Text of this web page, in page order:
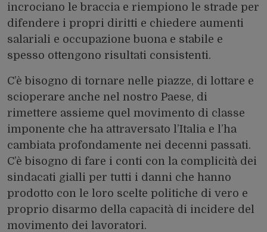
incrociano le braccia e riempiono le strade per
difendere i propri diritti e chiedere aumenti
salariali e occupazione buona e stabile e
spesso ottengono risultati consistenti.
C’è bisogno di tornare nelle piazze, di lottare e
scioperare anche nel nostro Paese, di
rimettere assieme quel movimento di classe
imponente che ha attraversato l’Italia e l’ha
cambiata profondamente nei decenni passati.
C’è bisogno di fare i conti con la complicità dei
sindacati gialli per tutti i danni che hanno
prodotto con le loro scelte politiche di vero e
proprio disarmo della capacità di incidere del
movimento dei lavoratori.